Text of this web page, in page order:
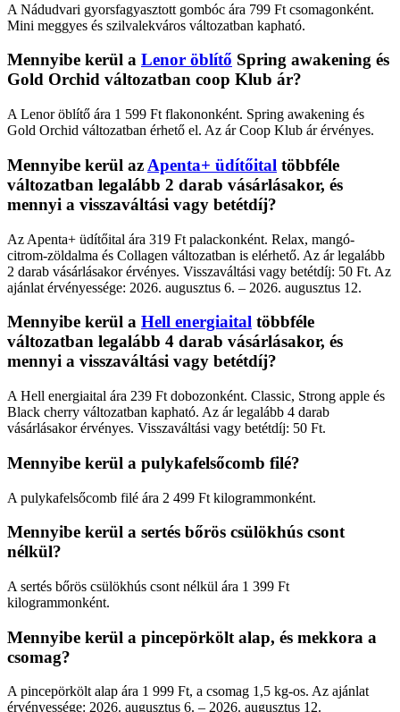
A Nádudvari gyorsfagyasztott gombóc ára 799 Ft csomagonként.
Mini meggyes és szilvalekváros változatban kapható.
Mennyibe kerül a Lenor öblítő Spring awakening és
Gold Orchid változatban coop Klub ár?
A Lenor öblítő ára 1 599 Ft flakononként. Spring awakening és
Gold Orchid változatban érhető el. Az ár Coop Klub ár érvényes.
Mennyibe kerül az Apenta+ üdítőital többféle
változatban legalább 2 darab vásárlásakor, és
mennyi a visszaváltási vagy betétdíj?
Az Apenta+ üdítőital ára 319 Ft palackonként. Relax, mangó-
citrom-zöldalma és Collagen változatban is elérhető. Az ár legalább
2 darab vásárlásakor érvényes. Visszaváltási vagy betétdíj: 50 Ft. Az
ajánlat érvényessége: 2026. augusztus 6. – 2026. augusztus 12.
Mennyibe kerül a Hell energiaital többféle
változatban legalább 4 darab vásárlásakor, és
mennyi a visszaváltási vagy betétdíj?
A Hell energiaital ára 239 Ft dobozonként. Classic, Strong apple és
Black cherry változatban kapható. Az ár legalább 4 darab
vásárlásakor érvényes. Visszaváltási vagy betétdíj: 50 Ft.
Mennyibe kerül a pulykafelsőcomb filé?
A pulykafelsőcomb filé ára 2 499 Ft kilogrammonként.
Mennyibe kerül a sertés bőrös csülökhús csont
nélkül?
A sertés bőrös csülökhús csont nélkül ára 1 399 Ft
kilogrammonként.
Mennyibe kerül a pincepörkölt alap, és mekkora a
csomag?
A pincepörkölt alap ára 1 999 Ft, a csomag 1,5 kg-os. Az ajánlat
érvényessége: 2026. augusztus 6. – 2026. augusztus 12.